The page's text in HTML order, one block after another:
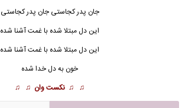
جان پدر کجاستی جان پدر کجاستی
این دل مبتلا شده با غمت آشنا شده
این دل مبتلا شده با غمت آشنا شده
خون به دل خدا شده
♫ ♫ نکست وان ♫ ♫